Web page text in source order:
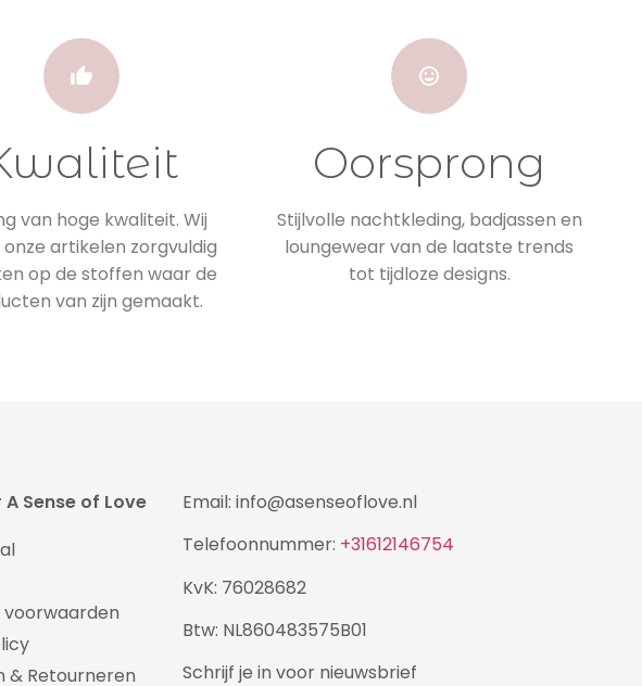
van hoge kwaliteit. Wij
onze artikelen zorgvuldig
op de stoffen waar de
van zijn gemaakt.
Oorsprong
Stijlvolle nachtkleding, badjassen en
loungewear van de laatste trends
tot tijdloze designs.
Sense of Love
& Retourneren
Email: info@asenseoflove.nl
Telefoonnummer: +31612146754
KvK: 76028682
Btw: NL860483575B01
Schrijf je in voor nieuwsbrief